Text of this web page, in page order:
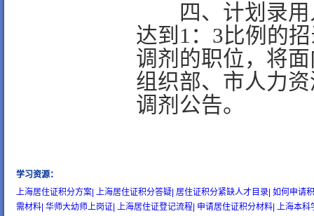
四、计划录用
达到1：3比例的
调剂的职位，将
组织部、市人力
调剂公告。
学习资源：
上海居住证积分方案| 上海居住证积分答疑| 居住证积分紧缺人才目录| 如何申请
需材料| 华师大幼师上岗证| 上海居住证登记流程| 申请居住证积分材料| 上海本科